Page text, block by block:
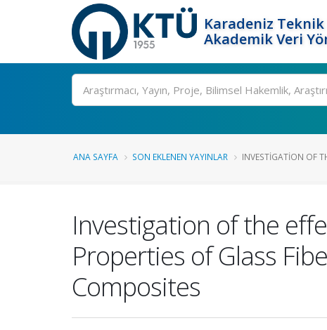
Karadeniz
Akademik Veri
Ara
ANA SAYFA SON EKLENEN YAYINLAR INVESTIGATION OF
Investigation of the
Properties of Glass
Composites